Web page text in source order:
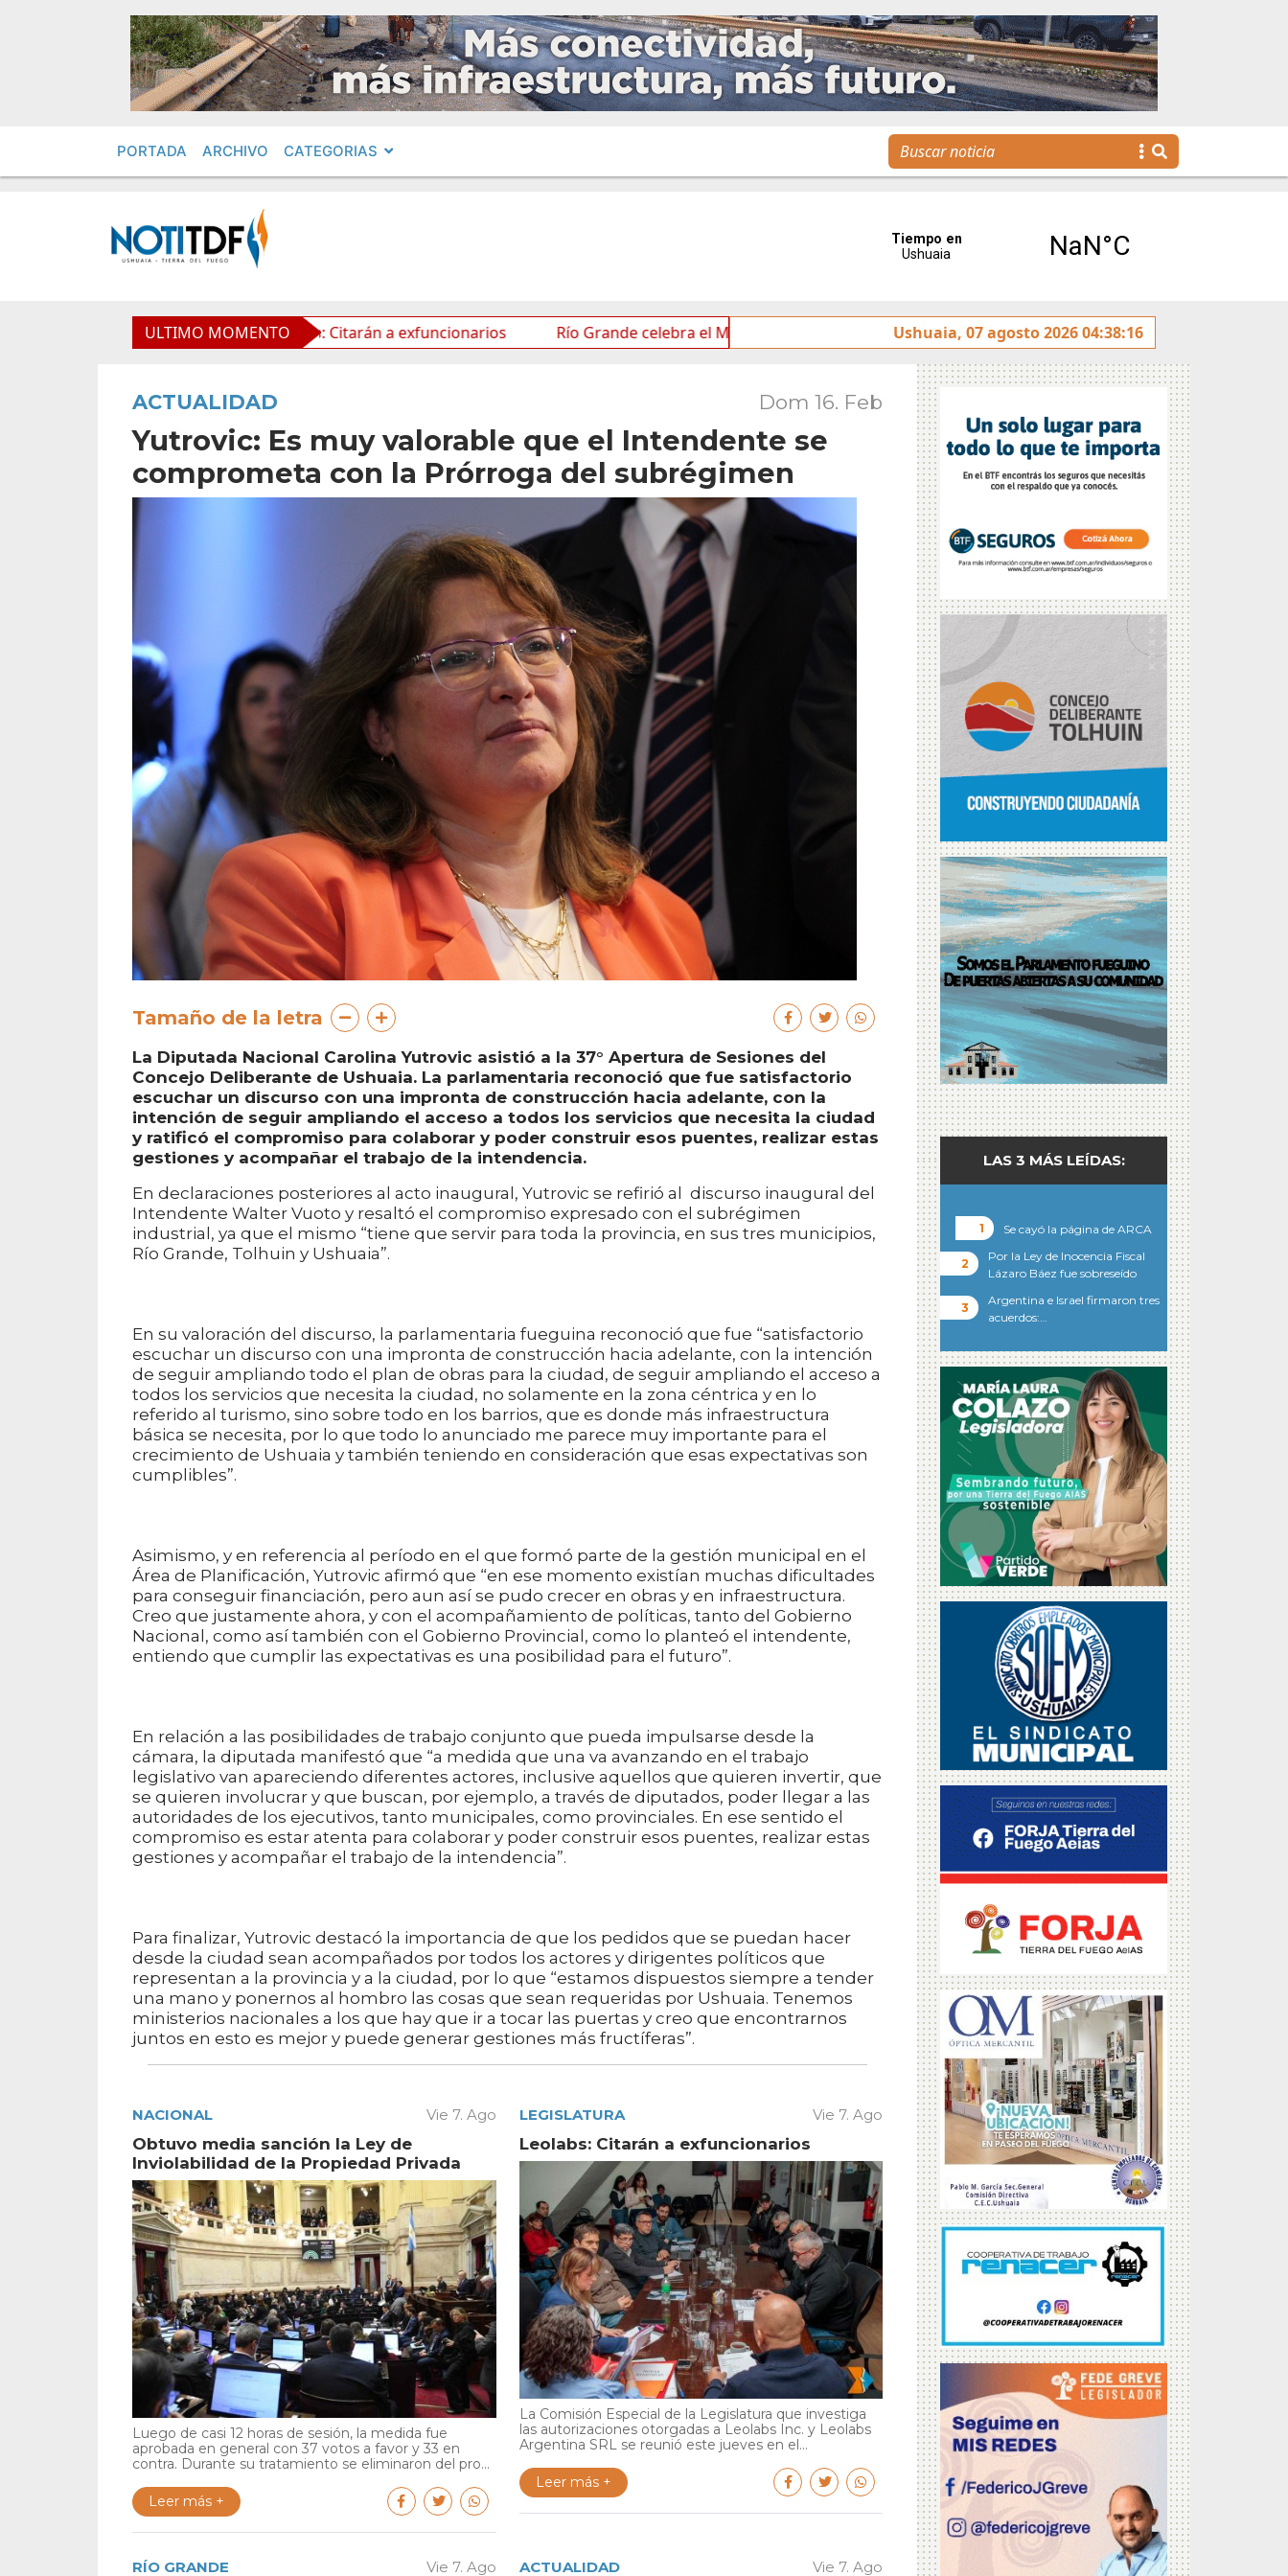
PORTADA ARCHIVO CATEGORIAS
ULTIMO MOMENTO
Propiedad Privada Leolabs: Citarán a exfuncionarios Río Grande celebra el Mes de las Infancias con una agenda para toda la familia
Ushuaia, 07 agosto 2026 04:38:16
ACTUALIDAD Dom 16. Feb
Yutrovic: Es muy valorable que el Intendente se
comprometa con la Prórroga del subrégimen
Tamaño de la letra
La Diputada Nacional Carolina Yutrovic asistió a la 37° Apertura de Sesiones del
Concejo Deliberante de Ushuaia. La parlamentaria reconoció que fue satisfactorio
escuchar un discurso con una impronta de construcción hacia adelante, con la
intención de seguir ampliando el acceso a todos los servicios que necesita la ciudad
y ratificó el compromiso para colaborar y poder construir esos puentes, realizar estas
gestiones y acompañar el trabajo de la intendencia.
En declaraciones posteriores al acto inaugural, Yutrovic se refirió al discurso inaugural del
Intendente Walter Vuoto y resaltó el compromiso expresado con el subrégimen
industrial, ya que el mismo “tiene que servir para toda la provincia, en sus tres municipios,
Río Grande, Tolhuin y Ushuaia”.
En su valoración del discurso, la parlamentaria fueguina reconoció que fue “satisfactorio
escuchar un discurso con una impronta de construcción hacia adelante, con la intención
de seguir ampliando todo el plan de obras para la ciudad, de seguir ampliando el acceso a
todos los servicios que necesita la ciudad, no solamente en la zona céntrica y en lo
referido al turismo, sino sobre todo en los barrios, que es donde más infraestructura
básica se necesita, por lo que todo lo anunciado me parece muy importante para el
crecimiento de Ushuaia y también teniendo en consideración que esas expectativas son
cumplibles”.
Asimismo, y en referencia al período en el que formó parte de la gestión municipal en el
Área de Planificación, Yutrovic afirmó que “en ese momento existían muchas dificultades
para conseguir financiación, pero aun así se pudo crecer en obras y en infraestructura.
Creo que justamente ahora, y con el acompañamiento de políticas, tanto del Gobierno
Nacional, como así también con el Gobierno Provincial, como lo planteó el intendente,
entiendo que cumplir las expectativas es una posibilidad para el futuro”.
En relación a las posibilidades de trabajo conjunto que pueda impulsarse desde la
cámara, la diputada manifestó que “a medida que una va avanzando en el trabajo
legislativo van apareciendo diferentes actores, inclusive aquellos que quieren invertir, que
se quieren involucrar y que buscan, por ejemplo, a través de diputados, poder llegar a las
autoridades de los ejecutivos, tanto municipales, como provinciales. En ese sentido el
compromiso es estar atenta para colaborar y poder construir esos puentes, realizar estas
gestiones y acompañar el trabajo de la intendencia”.
Para finalizar, Yutrovic destacó la importancia de que los pedidos que se puedan hacer
desde la ciudad sean acompañados por todos los actores y dirigentes políticos que
representan a la provincia y a la ciudad, por lo que “estamos dispuestos siempre a tender
una mano y ponernos al hombro las cosas que sean requeridas por Ushuaia. Tenemos
ministerios nacionales a los que hay que ir a tocar las puertas y creo que encontrarnos
juntos en esto es mejor y puede generar gestiones más fructíferas”.
NACIONAL Vie 7. Ago
Obtuvo media sanción la Ley de
Inviolabilidad de la Propiedad Privada
Luego de casi 12 horas de sesión, la medida fue
aprobada en general con 37 votos a favor y 33 en
contra. Durante su tratamiento se eliminaron del pro...
Leer más +
LEGISLATURA Vie 7. Ago
Leolabs: Citarán a exfuncionarios
La Comisión Especial de la Legislatura que investiga
las autorizaciones otorgadas a Leolabs Inc. y Leolabs
Argentina SRL se reunió este jueves en el...
Leer más +
RÍO GRANDE Vie 7. Ago ACTUALIDAD Vie 7. Ago
LAS 3 MÁS LEÍDAS:
Se cayó la página de ARCA
Por la Ley de Inocencia Fiscal
Lázaro Báez fue sobreseído
Argentina e Israel firmaron tres
acuerdos:…